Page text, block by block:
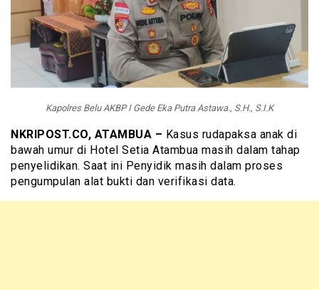
Kapolres Belu AKBP I Gede Eka Putra Astawa., S.H., S.I.K
NKRIPOST.CO, ATAMBUA – Kasus rudapaksa anak di
bawah umur di Hotel Setia Atambua masih dalam tahap
penyelidikan. Saat ini Penyidik masih dalam proses
pengumpulan alat bukti dan verifikasi data.